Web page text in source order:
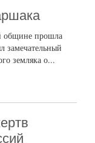
общине прошла
замечательный
земляка о...